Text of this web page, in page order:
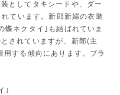
としてタキシードや、ダー
ています。新郎新婦の衣装
蝶ネクタイ｣も結ばれていま
されていますが、新郎(主
する傾向にあります。ブラ
｣